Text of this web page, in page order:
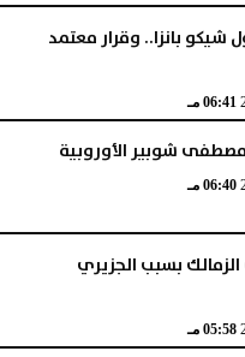
شيكو بانزا.. وقرار معتمد
06:41 مـ
شوبير الأوروبية
06:40 مـ
بسبب الجزيري
05:58 مـ